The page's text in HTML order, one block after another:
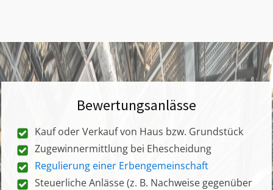
Bewertungsanlässe
Kauf oder Verkauf von Haus bzw. Grundstück
Zugewinnermittlung bei Ehescheidung
Regulierung einer Erbengemeinschaft
Steuerliche Anlässe (z. B. Nachweise gegenüber